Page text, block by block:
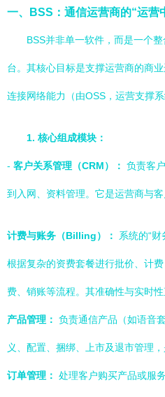
一、BSS：通信运营商的“运营
BSS并非单一软件，而是一个
台。其核心目标是支撑运营商的商
连接网络能力（由OSS，运营支撑
1. 核心组成模块：
- 客户关系管理（CRM）： 负责客
到入网、资料管理。它是运营商与客
计费与账务（Billing）： 系统的“财
根据复杂的资费套餐进行批价、计
费、销账等流程。其准确性与实时
产品管理： 负责通信产品（如语音
义、配置、捆绑、上市及退市管理
订单管理： 处理客户购买产品或服